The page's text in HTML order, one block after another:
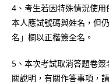
4、考生若因特殊情況使
本人應試號碼與姓名，但
名」欄以正楷簽全名。
5、本次考試取消答題卷
關說明，有關作答事項，